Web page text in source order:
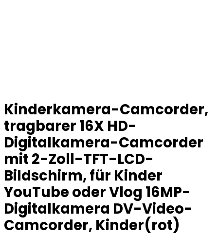
Kinderkamera-Camcorder,
tragbarer 16X HD-
Digitalkamera-Camcorder
mit 2-Zoll-TFT-LCD-
Bildschirm, für Kinder
YouTube oder Vlog 16MP-
Digitalkamera DV-Video-
Camcorder, Kinder(rot)